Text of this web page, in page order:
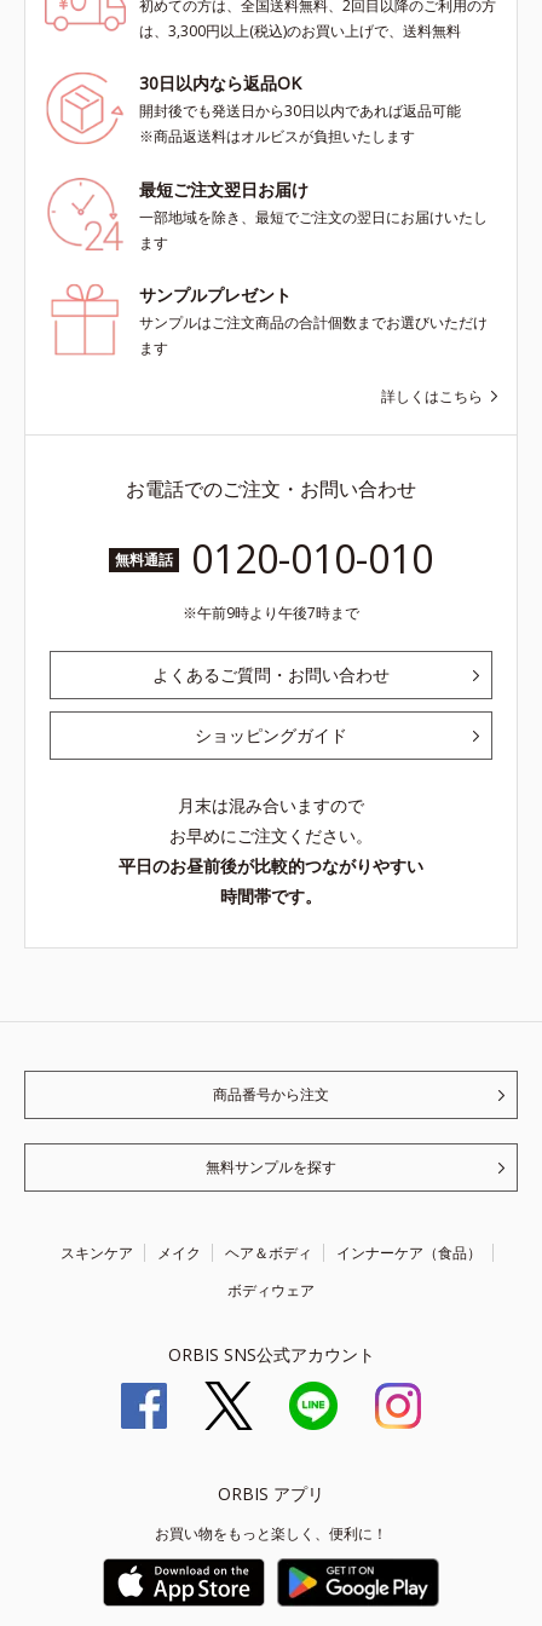
初めての方は、全国送料無料、2回目以降のご利用の方
は、3,300円以上(税込)のお買い上げで、送料無料
30日以内なら返品OK
開封後でも発送日から30日以内であれば返品可能
※商品返送料はオルビスが負担いたします
最短ご注文翌日お届け
一部地域を除き、最短でご注文の翌日にお届けいたし
ます
サンプルプレゼント
サンプルはご注文商品の合計個数までお選びいただけ
ます
詳しくはこちら
お電話でのご注文・お問い合わせ
無料通話 0120-010-010
午前9時より午後7時まで
よくあるご質問・お問い合わせ
ショッピングガイド
月末は混み合いますので
お早めにご注文ください。
平日のお昼前後が比較的つながりやすい
時間帯です。
商品番号から注文
無料サンプルを探す
スキンケア メイク ヘア＆ボディ
インナーケア（食品）
ボディウェア
ORBIS SNS公式アカウント
ORBIS アプリ
お買い物をもっと楽しく、便利に！